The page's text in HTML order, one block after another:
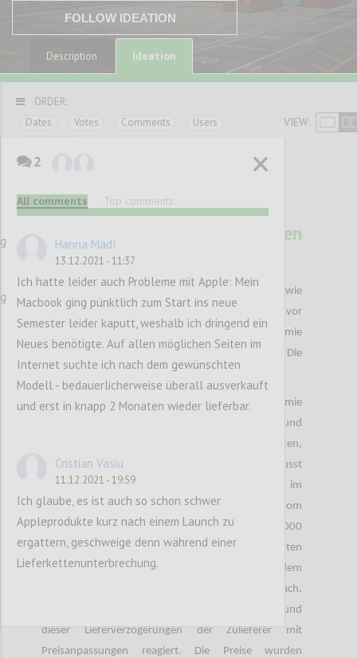
FOLLOW IDEATION
Description Ideation
ORDER:
Dates
Votes Comments
Users
VIEW:
37
Das Leben liegt in unseren
Händen
Noch nie zuvor war die Nachfrage danach so hoch wie
während der Pandemie. Die Lieferengpässe die uns vor
die größten Herausforderungen in der Pandemie
stellen , macht das Ganze Thema noch brisanter. Die
Rede ist von einem Smartphone.
Da sehr viele Unternehmen aufgrund der Pandemie
gezwungen sind auf Home Office umzustellen und
dadurch Mitarbeiter mit Smartphones austatten,
müssen Käufer gegenwärtige Lieferprobleme bewusst
berücksichtigen, so die die Studie zu „Disruption im
Management der globalen Lieferketten“ vom
Softwarehaus Oracle. Bei der Studie wurden 1.000
deutsche Konsumentinnen und Konsumenten
befragt. Besonders die Chip Hersteller kommen dem
Bedarf der Smartphone Hersteller nicht nach.
Smartphone Hersteller wiederum haben aufgrund
dieser Lieferverzögerungen der Zulieferer mit
Preisanpassungen reagiert. Die Preise wurden
2
All comments Top comments
Hanna Mädl
13.12.2021 - 11:37
Ich hatte leider auch Probleme mit Apple: Mein
Macbook ging pünktlich zum Start ins neue
Semester leider kaputt, weshalb ich dringend ein
Neues benötigte. Auf allen möglichen Seiten im
Internet suchte ich nach dem gewünschten
Modell - bedauerlicherweise überall ausverkauft
und erst in knapp 2 Monaten wieder lieferbar.
Cristian Vasiu
11.12.2021 - 19:59
Ich glaube, es ist auch so schon schwer
Appleprodukte kurz nach einem Launch zu
ergattern, geschweige denn während einer
Lieferkettenunterbrechung.